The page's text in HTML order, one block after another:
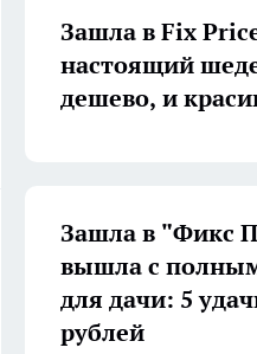
Зашла в Fix
настоящий
дешево, и
Зашла в "Фикс
вышла с
для дачи: 5
рублей